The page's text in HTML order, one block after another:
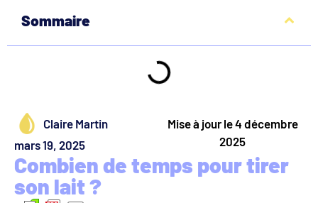
Sommaire
Claire Martin
mars 19, 2025
Mise à jour le 4 décembre
2025
Combien de temps pour tirer
son lait ?